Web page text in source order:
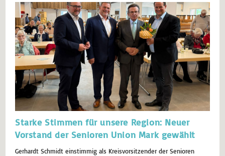
Starke Stimmen für unsere Region: Neuer
Vorstand der Senioren Union Mark gewählt
Gerhardt Schmidt einstimmig als Kreisvorsitzender der Senioren